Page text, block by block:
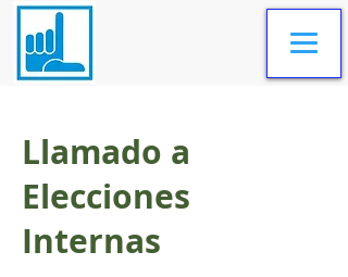
Llamado a
Elecciones
Internas